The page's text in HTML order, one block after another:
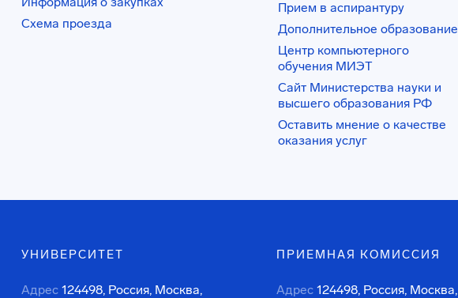
Схема проезда
Прием в аспирантуру
Дополнительное образование
Центр компьютерного
обучения МИЭТ
Сайт Министерства науки и
высшего образования РФ
Оставить мнение о качестве
оказания услуг
УНИВЕРСИТЕТ
Адрес 124498, Россия, Москва,
ПРИЕМНАЯ КОМИССИЯ
Адрес 124498, Россия, Москва,